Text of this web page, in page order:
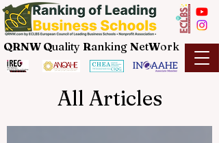
QRNW Quality Ranking NetWork
All Articles